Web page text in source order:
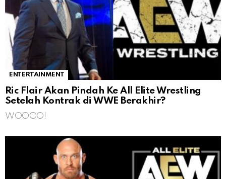
ENTERTAINMENT
Ric Flair Akan Pindah Ke All Elite Wrestling
Setelah Kontrak di WWE Berakhir?
WOOOO!